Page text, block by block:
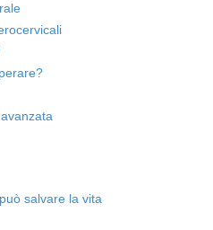
salvare la vita